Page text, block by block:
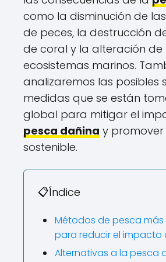
como la disminución de
de peces, la destrucción
de coral y la alteración de
ecosistemas marinos.
analizaremos las posibles
medidas que se están
global para mitigar el
pesca dañina y
sostenible.
📋Índice
Métodos de pesca más
para reducir el impacto
Alternativas a la pesca